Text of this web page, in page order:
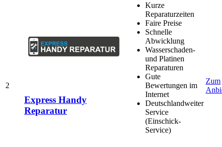
2
Express Handy
Reparatur
Kurze
Reparaturzeiten
Faire Preise
Schnelle
Abwicklung
Wasserschaden-
und Platinen
Reparaturen
Gute
Bewertungen im
Internet
Deutschlandweiter
Service
(Einschick-
Service)
Zum